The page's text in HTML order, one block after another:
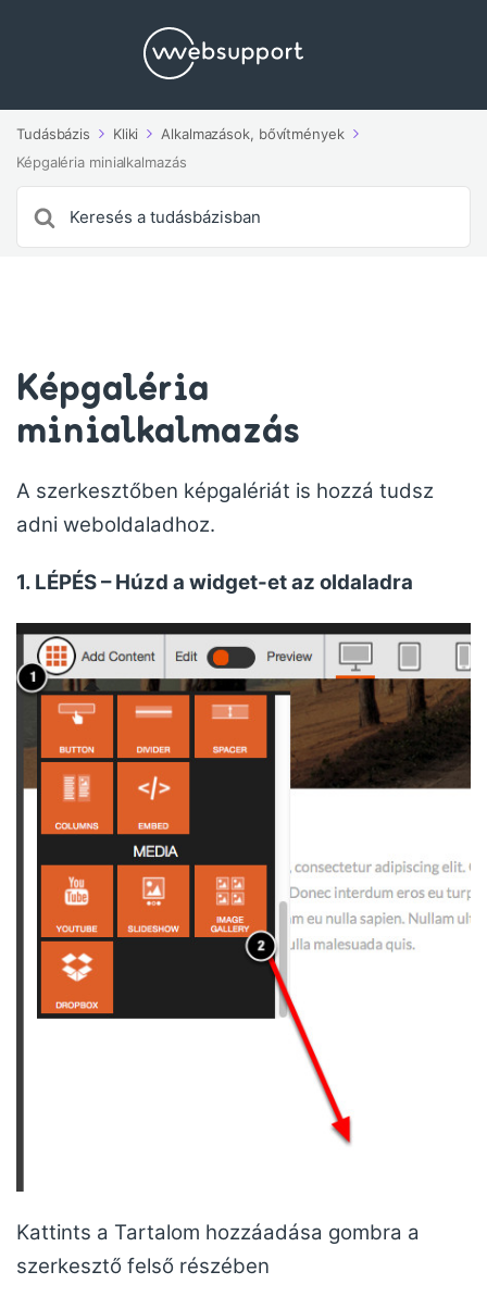
Tudásbázis Kliki
Alkalmazások, bővítmények
Képgaléria minialkalmazás
For
Képgaléria
minialkalmazás
A szerkesztőben képgalériát is hozzá tudsz
adni weboldaladhoz.
1. LÉPÉS – Húzd a widget-et az oldaladra
Kattints a Tartalom hozzáadása gombra a
szerkesztő felső részében